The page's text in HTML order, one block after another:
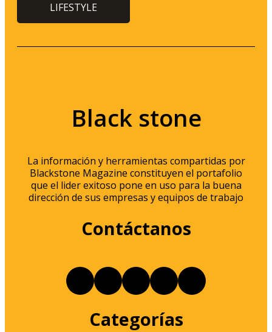
LIFESTYLE
Black stone
La información y herramientas compartidas por
Blackstone Magazine constituyen el portafolio
que el lider exitoso pone en uso para la buena
dirección de sus empresas y equipos de trabajo
Contáctanos
Categorías